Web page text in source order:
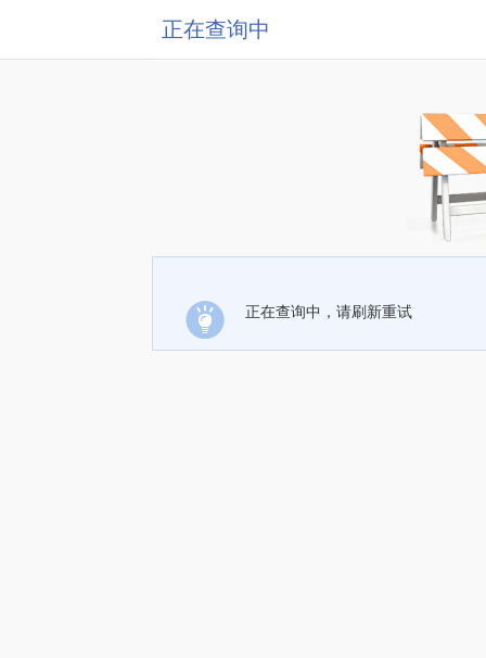
正在查询中
正在查询中，请刷新重试